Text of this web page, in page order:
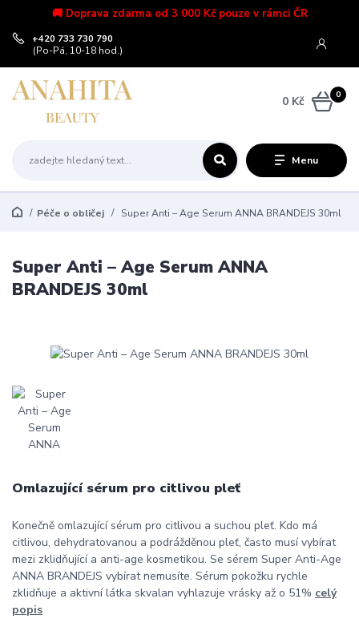
🚚 Doprava zdarma od 3 000 Kč pouze v rámci ČR
Menu
+420 733 730 790
(Po-Pá, 10-18 hod.)
0
0 Kč
Péče o obličej Super Anti – Age Serum ANNA BRANDEJS 30ml
Super Anti – Age Serum ANNA
BRANDEJS 30ml
Omlazující sérum pro citlivou pleť
Konečně omlazující sérum pro citlivou a suchou pleť. Kdo má
citlivou, dehydratovanou a podrážděnou pleť, často musí vybírat
mezi zklidňující a anti-age kosmetikou. Se sérem Super Anti-Age
ANNA BRANDEJS vybírat nemusíte. Sérum pokožku rychle
zklidňuje a aktivní látka skvalan vyhlazuje vrásky až o 51% celý
popis